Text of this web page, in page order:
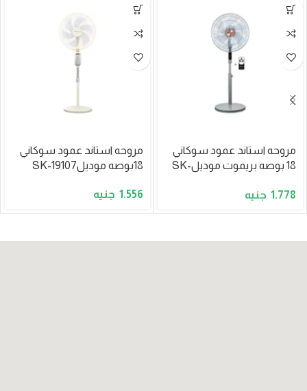
مروحه استاند عمود سوكاني
18 بوصه بريموت موديلSK-
1.778
مروحه استاند عمود سوكاني
18بوصه موديلSK-19107
1.556